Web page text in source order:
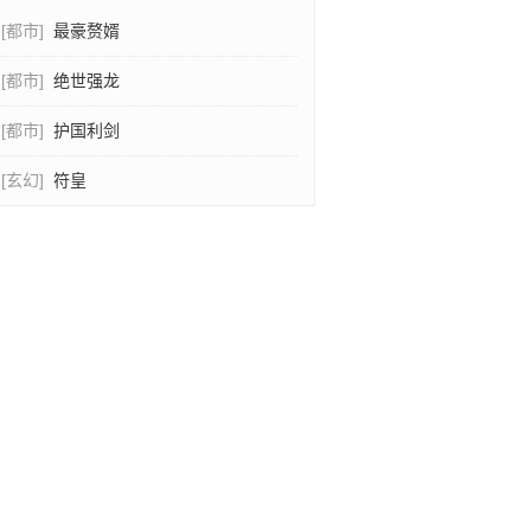
[都市] 最豪赘婿
[都市] 绝世强龙
[都市] 护国利剑
[玄幻] 符皇